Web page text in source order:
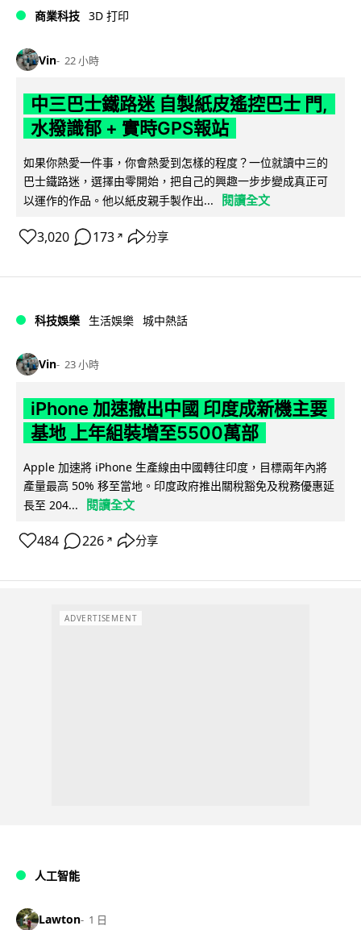
商業科技 3D 打印
Vin 22 小時
中三巴士鐵路迷 自製紙皮遙控巴士 門,
水撥識郁 + 實時GPS報站
如果你熱愛一件事，你會熱愛到怎樣的程度？一位就讀中三的
巴士鐵路迷，選擇由零開始，把自己的興趣一步步變成真正可
以運作的作品。他以紙皮親手製作出...
閱讀全文
3,020 173 ↗ 分享
科技娛樂 生活娛樂 城中熱話
Vin 23 小時
iPhone 加速撤出中國 印度成新機主要
基地 上年組裝增至5500萬部
Apple 加速將 iPhone 生產線由中國轉往印度，目標兩年內將
產量最高 50% 移至當地。印度政府推出關稅豁免及稅務優惠延
長至 204...
閱讀全文
484 226 ↗ 分享
ADVERTISEMENT
人工智能
Lawton 1 日